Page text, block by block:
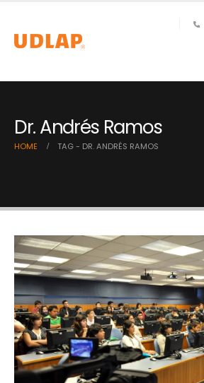
Dr. Andrés Ramos
HOME TAG - DR. ANDRÉS RAMOS